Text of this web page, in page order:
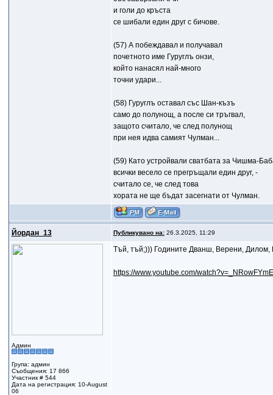
и голи до кръста
се шибали един друг с бичове.
(57) А побеждавал и получавал
почетното име Гуруглъ онзи,
който нанасял най-много
точни удари...
(58) Гуруглъ оставал със Шан-къзъ
само до полунощ, а после си тръгвал,
защото считало, че след полунощ
при нея идва самият Чулман...
(59) Като устройвали сватбата за Чишма-
всички весело се прегръщали един друг, -
считало се, че след това
хората не ще бъдат засегнати от Чулман.
Йордан_13 Публикувано на:26.3.2025, 11:29
Админ
Група: админ
Съобщения: 17 866
Участник # 544
Дата на регистрация: 10-August
06
Tъй, тъй;))) Годините Дванш, Верени,
https://www.youtube.com/